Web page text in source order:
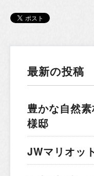
最新の投稿
豊かな自然
様邸
JWマリオッ